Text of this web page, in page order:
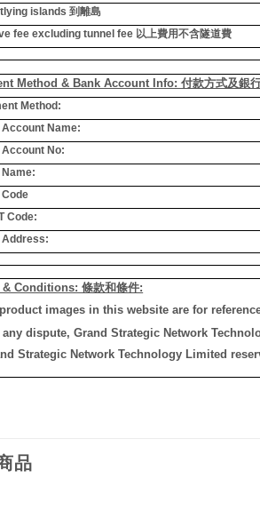
islands 到離島
fee excluding tunnel fee 以上費用不含隧道費
Method & Bank Account Info: 付款方式及銀
Method:
Account Name:
Account No:
Name:
Code:
Address:
& Conditions: 條款和條件:
images in this website are for
any dispute, Grand Strategic Network
Strategic Network Technology Limited
品